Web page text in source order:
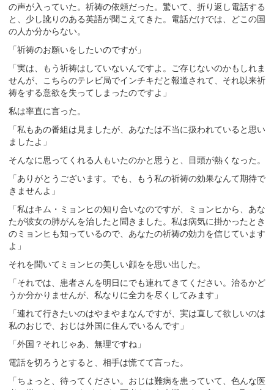
の声が入っていた。祈祷の依頼だった。驚いて、折り返し電話する
と、少し訛りのある英語が聞こえてきた。電話だけでは、どこの国
の人か分からない。
「祈祷のお願いをしたいのですが」
「実は、もう祈祷はしていないんですよ。ご存じないのかもしれま
せんが、こちらのテレビ局でインチキだと報道されて、それ以来祈
祷をする意欲を失ってしまったのですよ」
私は率直に言った。
「私もあの番組は見ましたが、あなたは不当に扱われていると思い
ましたよ」
そんなに思ってくれる人もいたのかと思うと、目頭が熱くなった。
「ありがとうございます。でも、もう私の祈祷の効果なんて期待で
きませんよ」
「私はキム・ミョンヒの知り合いなのですが、ミョンヒから、あな
たが彼女の肺がんを治したと聞きました。私は病気に掛かったとき
のミョンヒも知っているので、あなたの祈祷の効力を信じています
よ」
それを聞いてミョンヒの美しい顔をを思い出した。
「それでは、患者さんを明日にでも連れてきてください。治るかど
うか分かりませんが、私なりに全力を尽くしてみます」
「連れて行きたいのはやまやまなんですが、実は直して欲しいのは
私のおじで、おじは外国に住んでいるんです」
「外国？それじゃあ、無理ですね」
電話を切ろうとすると、相手は慌てて言った。
「ちょっと、待ってください。おじは難病を患っていて、色んな医